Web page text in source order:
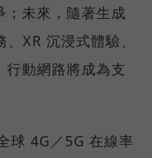
；未來，隨著生成
XR 沉浸式體驗、
行動網路將成為支
球 4G／5G 在線率